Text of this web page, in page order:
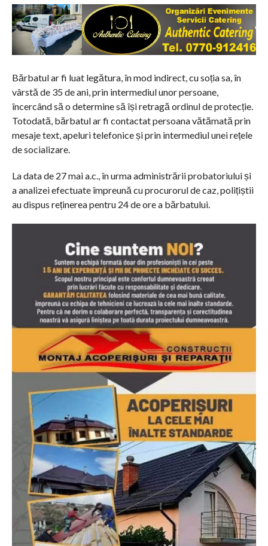
Bărbatul ar fi luat legătura, în mod indirect, cu soția sa, în
vârstă de 35 de ani, prin intermediul unor persoane,
încercând să o determine să își retragă ordinul de protecție.
Totodată, bărbatul ar fi contactat persoana vătămată prin
mesaje text, apeluri telefonice și prin intermediul unei rețele
de socializare.
La data de 27 mai a.c., în urma administrării probatoriului și
a analizei efectuate împreună cu procurorul de caz, polițiștii
au dispus reținerea pentru 24 de ore a bărbatului.